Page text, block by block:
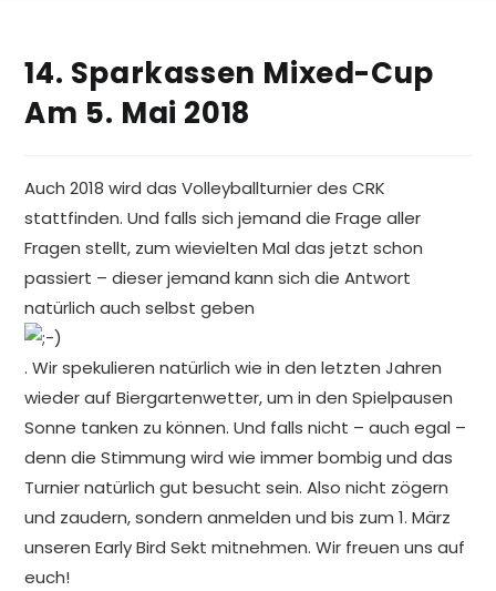
14. Sparkassen Mixed-Cup
Am 5. Mai 2018
Auch 2018 wird das Volleyballturnier des CRK
stattfinden. Und falls sich jemand die Frage aller
Fragen stellt, zum wievielten Mal das jetzt schon
passiert – dieser jemand kann sich die Antwort
natürlich auch selbst geben
. Wir spekulieren natürlich wie in den letzten Jahren
wieder auf Biergartenwetter, um in den Spielpausen
Sonne tanken zu können. Und falls nicht – auch egal –
denn die Stimmung wird wie immer bombig und das
Turnier natürlich gut besucht sein. Also nicht zögern
und zaudern, sondern anmelden und bis zum 1. März
unseren Early Bird Sekt mitnehmen. Wir freuen uns auf
euch!